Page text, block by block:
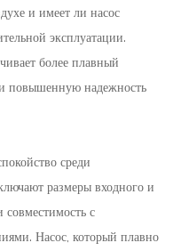
и имеет ли насос
эксплуатации.
более плавный
повышенную надежность
среди
размеры входного и
совместимость с
Насос, который плавно